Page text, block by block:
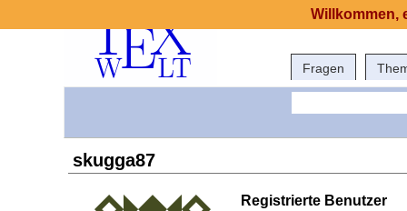
Fragen
skugga87
Registrierte Benutzer
Willkommen,